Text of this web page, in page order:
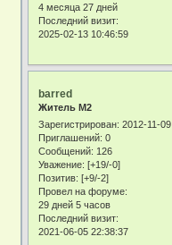
4 месяца 27 дней
Последний визит:
2025-02-13 10:46:59
barred
Житель М2
Зарегистрирован: 2012-11-09
Приглашений: 0
Сообщений: 126
Уважение: [+19/-0]
Позитив: [+9/-2]
Провел на форуме:
29 дней 5 часов
Последний визит:
2021-06-05 22:38:37